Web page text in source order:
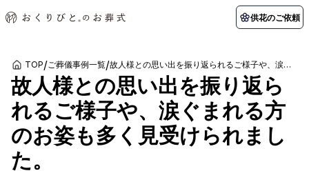
供花のご依頼
初めての方へ
初めての方へ 納棺の儀とは？
葬儀の流れ 会員制度
アフターサポート
関東エリア
東京都 埼玉県
千葉県
お客様の声
ご葬儀事例 お客様の声
よくある質問
葬儀の知識
葬儀の知識 供花のご依頼
TOP/ご葬儀事例一覧/ 故人様との思い出を振り返られるご様子や、涙ぐまれる方のお姿も多く見受けられました。
故人様との思い出を振り返ら
れるご様子や、涙ぐまれる方
のお姿も多く見受けられまし
た。